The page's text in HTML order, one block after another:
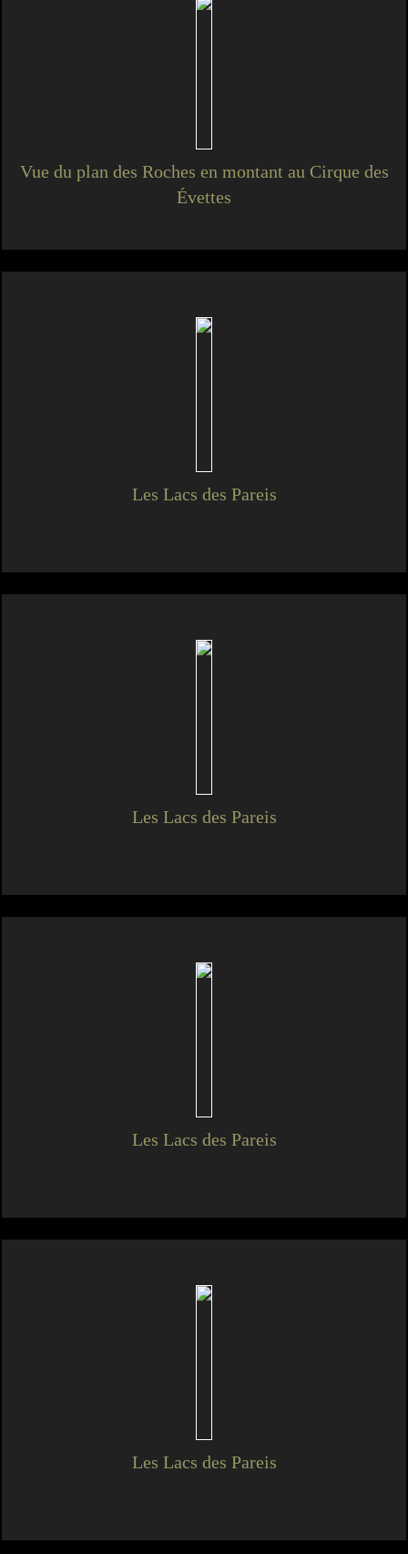
Vue du plan des Roches en montant au Cirque des
Évettes
Les Lacs des Pareis
Les Lacs des Pareis
Les Lacs des Pareis
Les Lacs des Pareis